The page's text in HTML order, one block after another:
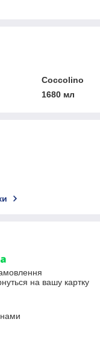
Coccolino
1680 мл
на вашу картку